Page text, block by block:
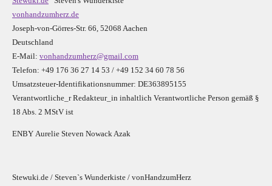
vonhandzumherz.de
Joseph-von-Görres-Str. 66, 52068 Aachen
Deutschland
E-Mail: vonhandzumherz@gmail.com
Telefon: +49 176 36 27 14 53 / +49 152 34 60 78 56
Umsatzsteuer-Identifikationsnummer: DE363895155
Verantwortliche_r Redakteur_in inhaltlich Verantwortliche Person gemäß §
18 Abs. 2 MStV ist
ENBY Aurelie Steven Nowack Azak
Stewuki.de / Steven`s Wunderkiste / vonHandzumHerz